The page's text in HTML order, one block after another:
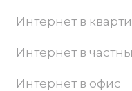
Интернет в
Интернет в
Интернет в офис